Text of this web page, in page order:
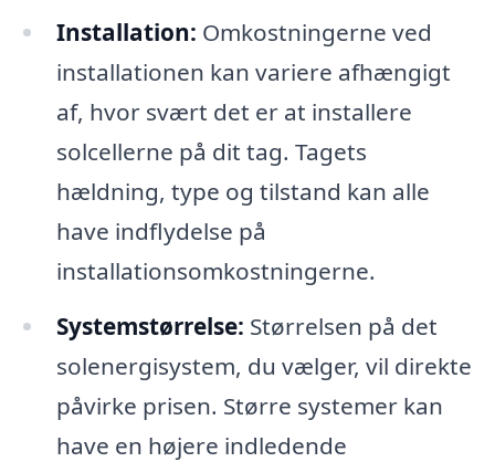
Installation: Omkostningerne ved
installationen kan variere afhængigt
af, hvor svært det er at installere
solcellerne på dit tag. Tagets
hældning, type og tilstand kan alle
have indflydelse på
installationsomkostningerne.
Systemstørrelse: Størrelsen på det
solenergisystem, du vælger, vil direkte
påvirke prisen. Større systemer kan
have en højere indledende